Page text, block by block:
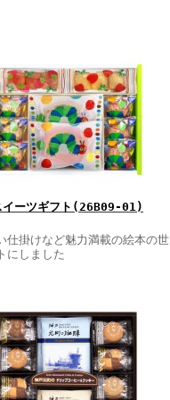
イーツギフト(26B09-01)
仕掛けなど魅力満載の絵本の世
にしました